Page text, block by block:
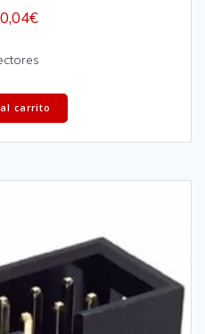
0,04€
carrito